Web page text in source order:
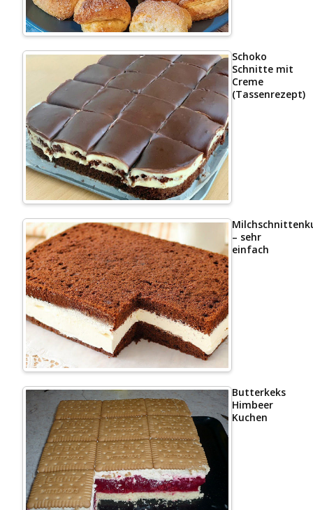
Schoko
Schnitte mit
Creme
(Tassenrezept)
– sehr
einfach
Butterkeks
Himbeer
Kuchen